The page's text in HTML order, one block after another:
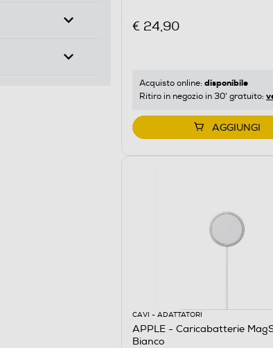
€ 24,90
Acquisto online: disponibile
Ritiro in negozio in 30' gratuito:
AGGIUNGI
CAVI - ADATTATORI
APPLE - Caricabatterie
Bianco